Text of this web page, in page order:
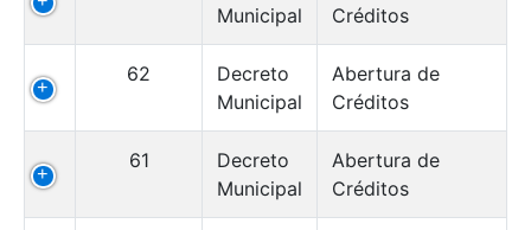
Municipal
Créditos
62
Decreto
Municipal
Abertura de
Créditos
61
Decreto
Municipal
Abertura de
Créditos